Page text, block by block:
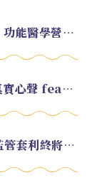
EP.220 好久不見！2026 試錄集 feat. 功能醫學營養師 美寶
EP.219 從銀行高管轉職幣圈 KOL 的真實心聲 feat.龜大
EP.217 美元穩定幣未來會如何演進？監管套利終將收斂？feat. 研究員 余哲安